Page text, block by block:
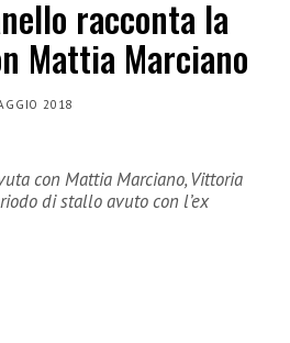
racconta la
Mattia Marciano
2018
con Mattia Marciano, Vittoria
di stallo avuto con l’ex